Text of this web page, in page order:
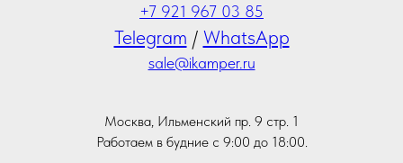
+7 921 967 03 85
Telegram / WhatsApp
sale@ikamper.ru
Москва, Ильменский пр. 9 стр. 1
Работаем в будние с 9:00 до 18:00.